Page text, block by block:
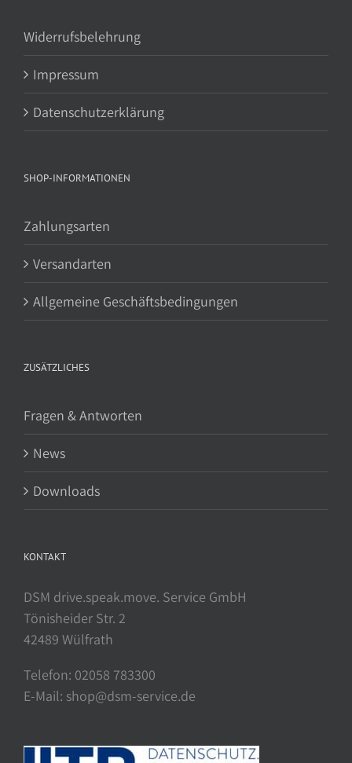
Widerrufsbelehrung
Impressum
Datenschutzerklärung
SHOP-INFORMATIONEN
Zahlungsarten
Versandarten
Allgemeine Geschäftsbedingungen
ZUSÄTZLICHES
Fragen & Antworten
News
Downloads
KONTAKT
DSM drive.speak.move. Service GmbH
Tönisheider Str. 2
42489 Wülfrath
Telefon: 02058 783300
E-Mail: shop@dsm-service.de